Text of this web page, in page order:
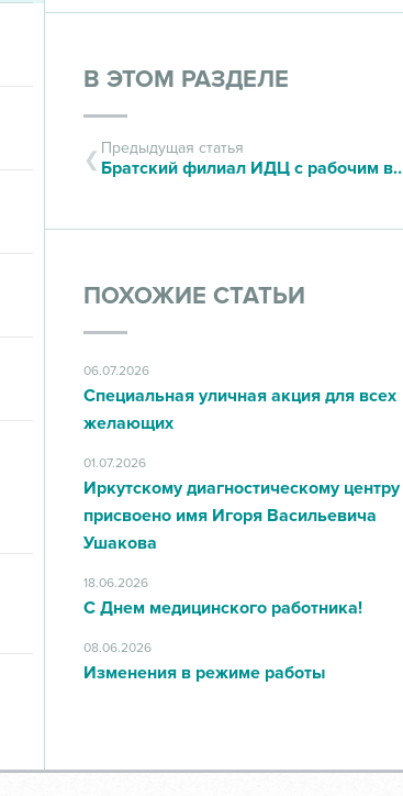
В ЭТОМ РАЗДЕЛЕ
Предыдущая статья
Братский филиал ИДЦ с рабочим
ПОХОЖИЕ СТАТЬИ
06.07.2026
Специальная уличная акция для всех
желающих
01.07.2026
Иркутскому диагностическому центру
присвоено имя Игоря Васильевича
Ушакова
18.06.2026
С Днем медицинского работника!
08.06.2026
Изменения в режиме работы